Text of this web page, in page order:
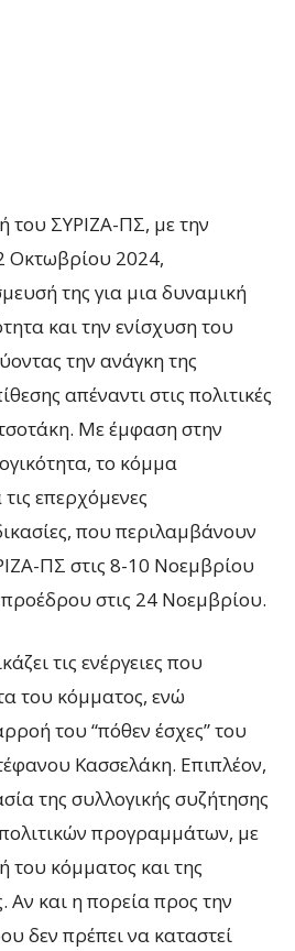
του ΣΥΡΙΖΑ-ΠΣ, με την
Οκτωβρίου 2024,
της για μια δυναμική
και την ενίσχυση του
την ανάγκη της
απέναντι στις πολιτικές
Με έμφαση στην
το κόμμα
επερχόμενες
που περιλαμβάνουν
ΠΣ στις 8-10 Νοεμβρίου
προέδρου στις 24 Νοεμβρίου.
τις ενέργειες που
του κόμματος, ενώ
του “πόθεν έσχες” του
Κασσελάκη. Επιπλέον,
της συλλογικής συζήτησης
προγραμμάτων, με
του κόμματος και της
Αν και η πορεία προς την
δεν πρέπει να καταστεί